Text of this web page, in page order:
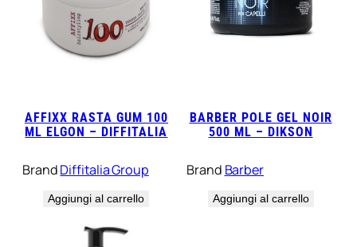
AFFIXX RASTA GUM 100
ML ELGON – DIFFITALIA
BrandDiffitalia Group
Aggiungi al carrello
BARBER POLE GEL NOIR
500 ML – DIKSON
Brand Barber
Aggiungi al carrello